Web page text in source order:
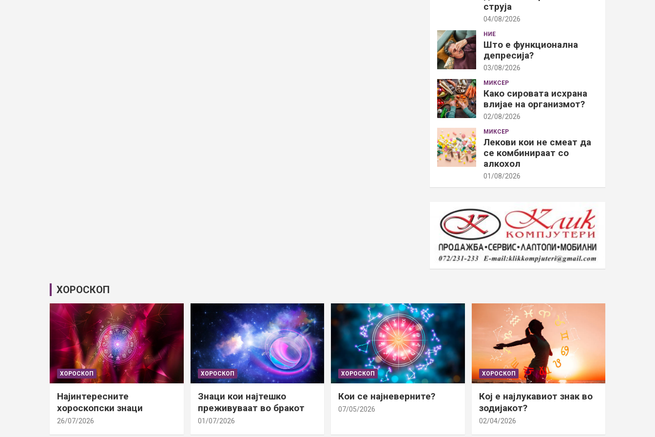
струја
04/08/2026
НИЕ
Што е функционална
депресија?
03/08/2026
МИКСЕР
Како сировата исхрана
влијае на организмот?
02/08/2026
МИКСЕР
Лекови кои не смеат да
се комбинираат со
алкохол
01/08/2026
ХОРОСКОП
ХОРОСКОП
Најинтересните
хороскопски знаци
26/07/2026
ХОРОСКОП
Знаци кои најтешко
преживуваат во бракот
01/07/2026
ХОРОСКОП
Кои се најневерните?
07/05/2026
ХОРОСКОП
Кој е најлукавиот знак во
зодијакот?
02/04/2026